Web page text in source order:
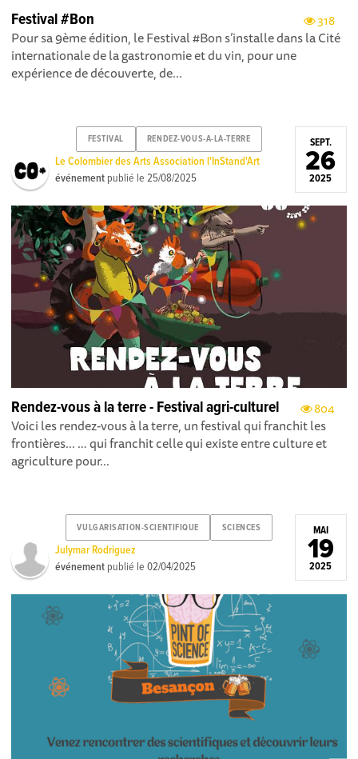
318
Festival #Bon
Pour sa 9ème édition, le Festival #Bon s’installe dans la Cité
internationale de la gastronomie et du vin, pour une
expérience de découverte, de...
FESTIVAL RENDEZ-VOUS-A-LA-TERRE
Le Colombier des Arts Association l'InStand'Art
événement publié le25/08/2025
SEPT.
26
2025
804
Rendez-vous à la terre - Festival agri-culturel
Voici les rendez-vous à la terre, un festival qui franchit les
frontières... … qui franchit celle qui existe entre culture et
agriculture pour...
VULGARISATION-SCIENTIFIQUE SCIENCES
Julymar Rodriguez
événement publié le02/04/2025
MAI
19
2025